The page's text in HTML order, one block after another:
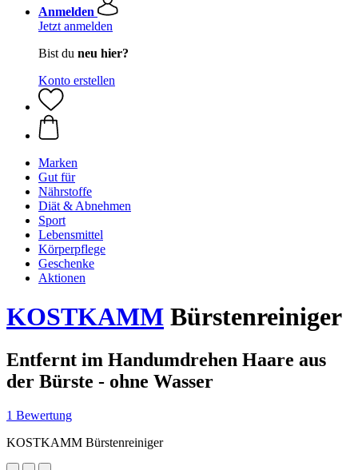
Anmelden
Jetzt anmelden
Bist du neu hier?
Konto erstellen
Marken
Gut für
Nährstoffe
Diät & Abnehmen
Sport
Lebensmittel
Körperpflege
Geschenke
Aktionen
KOSTKAMM Bürstenreiniger
Entfernt im Handumdrehen Haare aus
der Bürste - ohne Wasser
1 Bewertung
KOSTKAMM Bürstenreiniger